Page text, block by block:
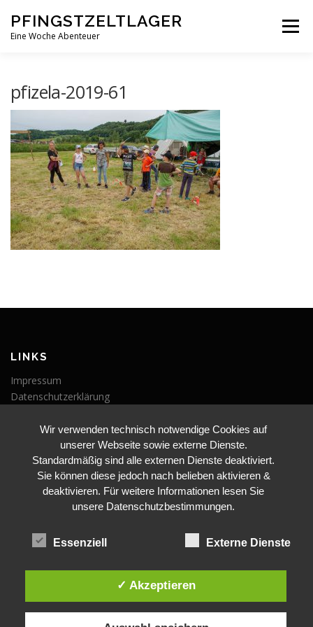
Inhalt
springen
PFINGSTZELTLAGER
Eine Woche Abenteuer
Menü
PFINGSTZELTLAGER VERANSTALTUNGEN
pfizela-2019-61
LINKS
Impressum
Datenschutzerklärung
VERANSTALTUNGEN
Veranstaltungen
Wir verwenden technisch notwendige Cookies auf
unserer Webseite sowie externe Dienste.
Standardmäßig sind alle externen Dienste deaktiviert.
Sie können diese jedoch nach belieben aktivieren &
deaktivieren. Für weitere Informationen lesen Sie
unsere Datenschutzbestimmungen.
Essenziell Externe Dienste
✓ Akzeptieren